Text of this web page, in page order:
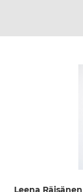
Leena Räisänen